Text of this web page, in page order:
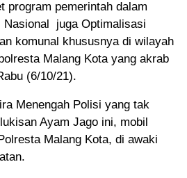
program pemerintah dalam
Nasional juga Optimalisasi
komunal khususnya di wilayah
Malang Kota yang akrab
(6/10/21).
Menengah Polisi yang tak
Ayam Jago ini, mobil
Malang Kota, di awaki